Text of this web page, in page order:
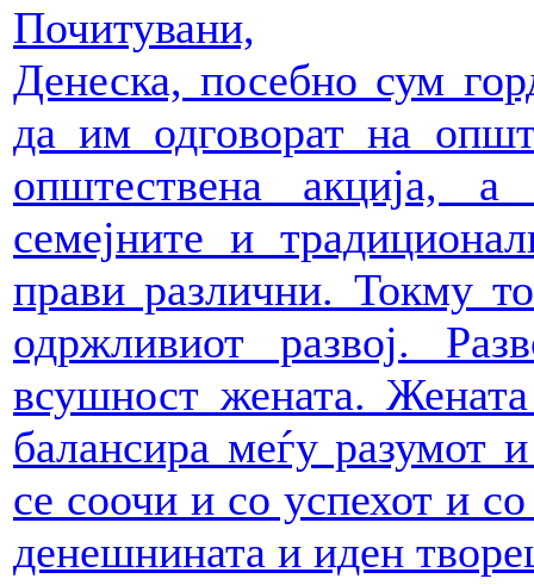
Почитувани,
Денеска, посебно сум
да им одговорат на
општествена акција,
семејните и
прави различни. Токму
одржливиот развој.
всушност жената.
балансира меѓу разумот
се соочи и со успехот и
денешнината и иден